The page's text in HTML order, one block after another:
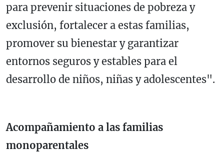
para prevenir situaciones de pobreza y
exclusión, fortalecer a estas familias,
promover su bienestar y garantizar
entornos seguros y estables para el
desarrollo de niños, niñas y adolescentes".
Acompañamiento a las familias
monoparentales